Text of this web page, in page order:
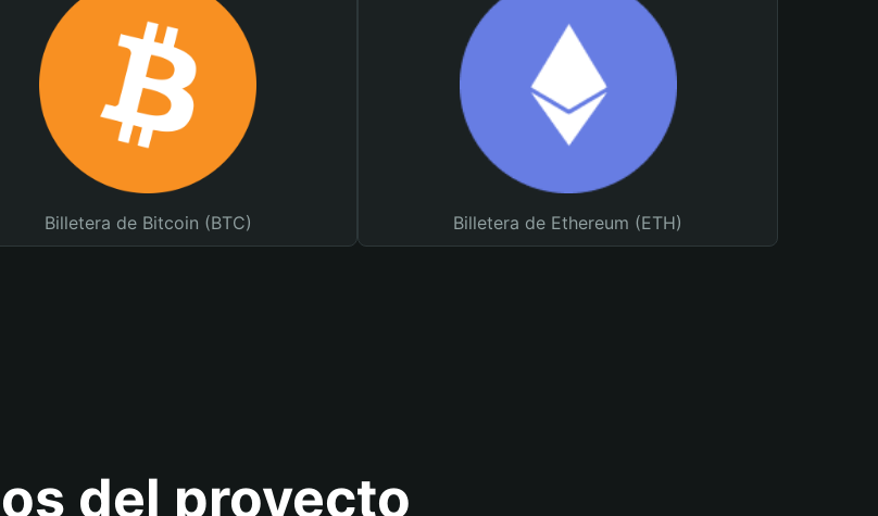
Billetera de Bitcoin (BTC) Billetera de Ethereum (ETH)
del proyecto